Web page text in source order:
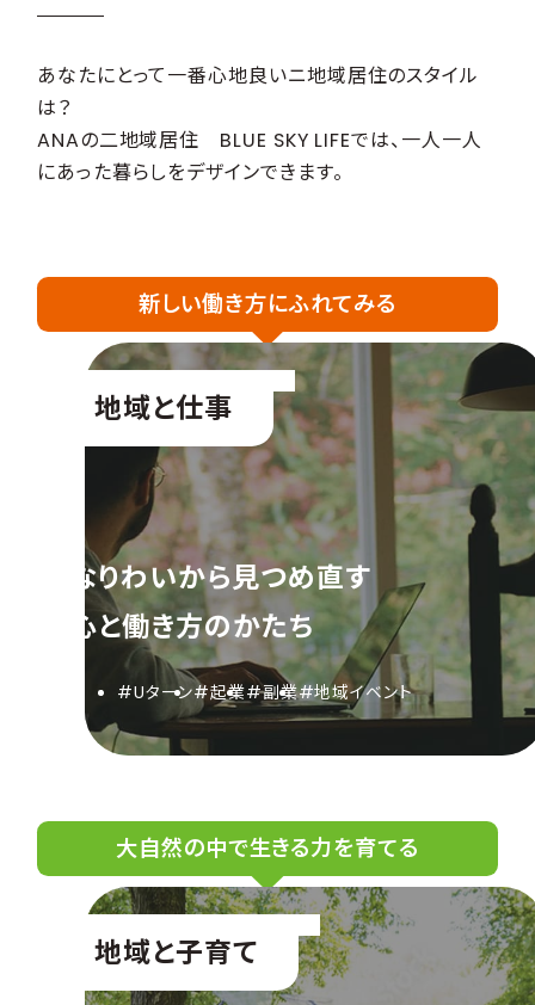
あなたにとって一番心地良いニ地域居住のスタイル
は？
ANAの二地域居住 BLUE SKY LIFEでは、一人一人
にあった暮らしをデザインできます。
新しい働き方にふれてみる
地域と仕事
なりわいから見つめ直す
心と働き方のかたち
#Uターン#起業#副業#地域イベント
大自然の中で生きる力を育てる
地域と子育て